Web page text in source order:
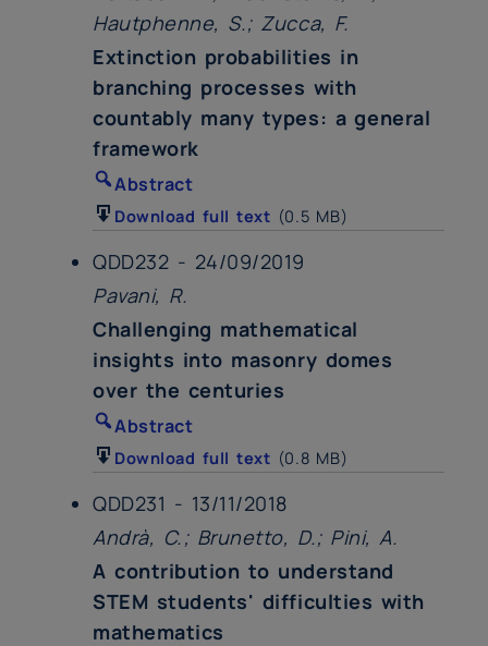
Hautphenne, S.; Zucca, F.
Extinction probabilities in
branching processes with
countably many types: a general
framework
Abstract
Download full text (0.5 MB)
QDD232 - 24/09/2019
Pavani, R.
Challenging mathematical
insights into masonry domes
over the centuries
Abstract
Download full text (0.8 MB)
QDD231 - 13/11/2018
Andrà, C.; Brunetto, D.; Pini, A.
A contribution to understand
STEM students' difficulties with
mathematics